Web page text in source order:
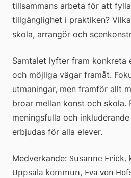
tillsammans arbeta för att
tillgänglighet i praktiken?
skola, arrangör och
Samtalet lyfter fram konkreta
och möjliga vägar framåt.
utmaningar, men framför allt
broar mellan konst och skola.
meningsfulla och
erbjudas för alla elever.
Medverkande: Susanne
Uppsala kommun, Eva von